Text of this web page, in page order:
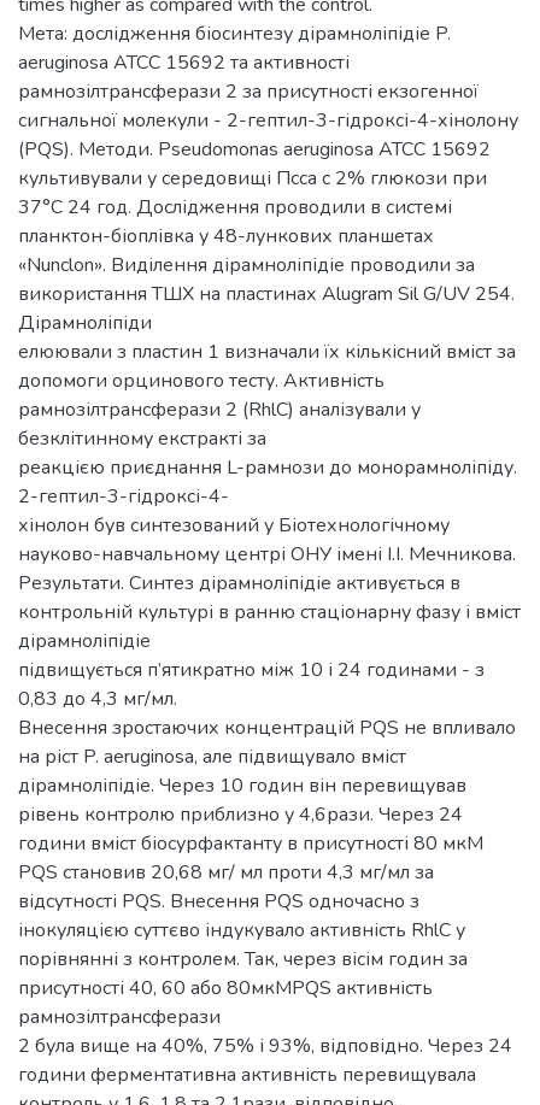
Мета: дослідження біосинтезу дірамноліпідіе P.
aeruginosa ATCC 15692 та активності
рамнозілтрансферази 2 за присутності екзогенної
сигнальної молекули - 2-гептил-3-гідроксі-4-хінолону
(PQS). Методи. Pseudomonas aeruginosa ATCC 15692
культивували у середовищі Псса с 2% глюкози при
37°С 24 год. Дослідження проводили в системі
планктон-біоплівка у 48-лункових планшетах
«Nunclon». Виділення дірамноліпідіе проводили за
використання ТШХ на пластинах Alugram Sil G/UV 254.
Дірамноліпіди
елюювали з пластин 1 визначали їх кількісний вміст за
допомоги орцинового тесту. Активність
рамнозілтрансферази 2 (RhlC) аналізували у
безклітинному екстракті за
реакцією приєднання L-рамнози до монорамноліпіду.
2-гептил-3-гідроксі-4-
хінолон був синтезований у Біотехнологічному
науково-навчальному центрі ОНУ імені І.І. Мечникова.
Результати. Синтез дірамноліпідіе активується в
контрольній культурі в ранню стаціонарну фазу і вміст
дірамноліпідіе
підвищується п’ятикратно між 10 і 24 годинами - з
0,83 до 4,3 мг/мл.
Внесення зростаючих концентрацій PQS не впливало
на ріст P. aeruginosa, але підвищувало вміст
дірамноліпідіе. Через 10 годин він перевищував
рівень контролю приблизно у 4,6рази. Через 24
години вміст біосурфактанту в присутності 80 мкМ
PQS становив 20,68 мг/ мл проти 4,3 мг/мл за
відсутності PQS. Внесення PQS одночасно з
інокуляцією суттєво індукувало активність RhlC у
порівнянні з контролем. Так, через вісім годин за
присутності 40, 60 або 80мкМPQS активність
рамнозілтрансферази
2 була вище на 40%, 75% і 93%, відповідно. Через 24
години ферментативна активність перевищувала